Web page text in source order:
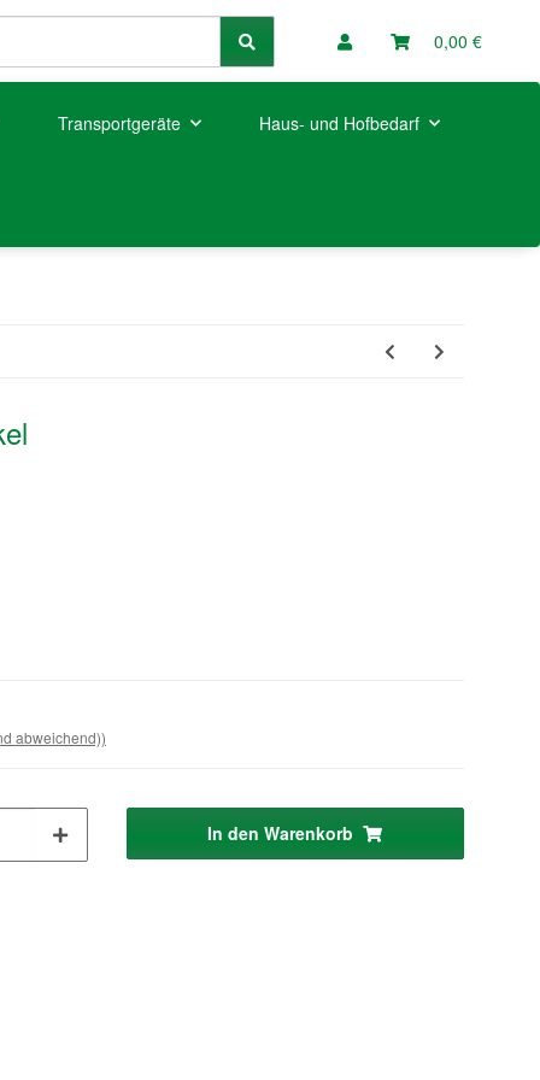
0,00 €
Transportgeräte Haus- und Hofbedarf
abweichend))
In den Warenkorb